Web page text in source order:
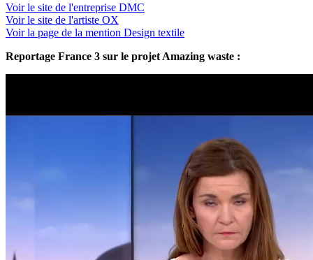
Voir le site de l'entreprise DMC
Voir le site de l'artiste OX
Voir la page de la mention Design textile
Reportage France 3 sur le projet Amazing waste :